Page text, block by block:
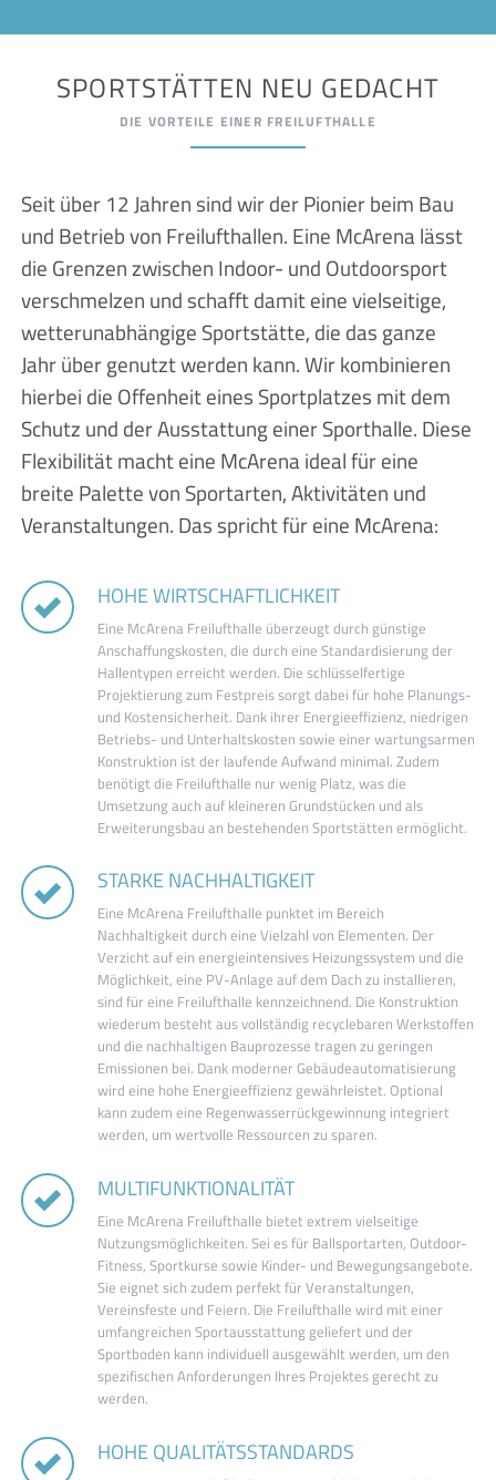
SPORTSTÄTTEN NEU GEDACHT
DIE VORTEILE EINER FREILUFTHALLE
Seit über 12 Jahren sind wir der Pionier beim Bau
und Betrieb von Freilufthallen. Eine McArena lässt
die Grenzen zwischen Indoor- und Outdoorsport
verschmelzen und schafft damit eine vielseitige,
wetterunabhängige Sportstätte, die das ganze
Jahr über genutzt werden kann. Wir kombinieren
hierbei die Offenheit eines Sportplatzes mit dem
Schutz und der Ausstattung einer Sporthalle. Diese
Flexibilität macht eine McArena ideal für eine
breite Palette von Sportarten, Aktivitäten und
Veranstaltungen. Das spricht für eine McArena:
HOHE WIRTSCHAFTLICHKEIT
Eine McArena Freilufthalle überzeugt durch günstige
Anschaffungskosten, die durch eine Standardisierung der
Hallentypen erreicht werden. Die schlüsselfertige
Projektierung zum Festpreis sorgt dabei für hohe Planungs-
und Kostensicherheit. Dank ihrer Energieeffizienz, niedrigen
Betriebs- und Unterhaltskosten sowie einer wartungsarmen
Konstruktion ist der laufende Aufwand minimal. Zudem
benötigt die Freilufthalle nur wenig Platz, was die
Umsetzung auch auf kleineren Grundstücken und als
Erweiterungsbau an bestehenden Sportstätten ermöglicht.
STARKE NACHHALTIGKEIT
Eine McArena Freilufthalle punktet im Bereich
Nachhaltigkeit durch eine Vielzahl von Elementen. Der
Verzicht auf ein energieintensives Heizungssystem und die
Möglichkeit, eine PV-Anlage auf dem Dach zu installieren,
sind für eine Freilufthalle kennzeichnend. Die Konstruktion
wiederum besteht aus vollständig recyclebaren Werkstoffen
und die nachhaltigen Bauprozesse tragen zu geringen
Emissionen bei. Dank moderner Gebäudeautomatisierung
wird eine hohe Energieeffizienz gewährleistet. Optional
kann zudem eine Regenwasserrückgewinnung integriert
werden, um wertvolle Ressourcen zu sparen.
MULTIFUNKTIONALITÄT
Eine McArena Freilufthalle bietet extrem vielseitige
Nutzungsmöglichkeiten. Sei es für Ballsportarten, Outdoor-
Fitness, Sportkurse sowie Kinder- und Bewegungsangebote.
Sie eignet sich zudem perfekt für Veranstaltungen,
Vereinsfeste und Feiern. Die Freilufthalle wird mit einer
umfangreichen Sportausstattung geliefert und der
Sportboden kann individuell ausgewählt werden, um den
spezifischen Anforderungen Ihres Projektes gerecht zu
werden.
HOHE QUALITÄTSSTANDARDS